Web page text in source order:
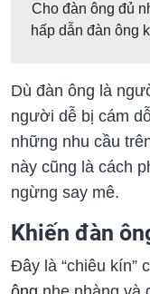
Cho đàn ông đủ
hấp dẫn đàn ông
Dù đàn ông là
người dễ bị cám
những nhu cầu
này cũng là cách
ngừng say mê.
Khiến đàn
Đây là “chiêu kín”